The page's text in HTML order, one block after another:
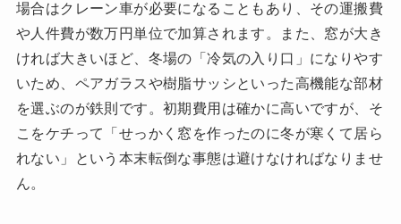
場合はクレーン車が必要になることもあり、その運搬費
や人件費が数万円単位で加算されます。また、窓が大き
ければ大きいほど、冬場の「冷気の入り口」になりやす
いため、ペアガラスや樹脂サッシといった高機能な部材
を選ぶのが鉄則です。初期費用は確かに高いですが、そ
こをケチって「せっかく窓を作ったのに冬が寒くて居ら
れない」という本末転倒な事態は避けなければなりませ
ん。